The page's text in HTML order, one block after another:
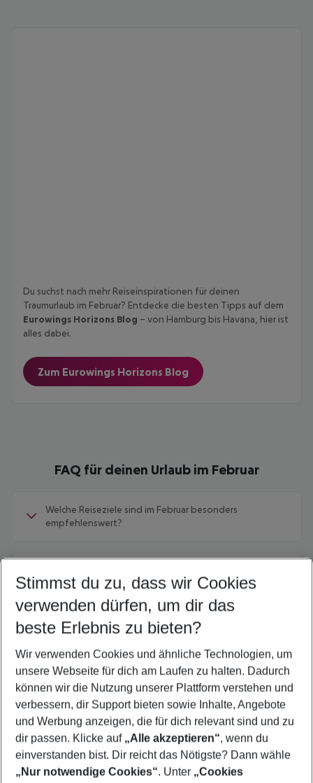
Du suchst nach mehr Reiseinspirationen für deinen
Traumurlaub im Februar? Entdecke die besten Tipps auf dem
Eurowings Horizons Blog – von Hamburg bis Havana, hier ist
alles dabei.
Zum Eurowings Horizons Blog
FAQ für deinen Urlaub im Februar
Welche Reiseziele sind im Februar besonders
empfehlenswert?
Wo kann ich im Februar die Polarlichter sehen?
Welche Länder sind im Februar für eine Rundreise
geeignet?
Welche Reiseziele eignen sich für einen romantischen
Valentinstag-Urlaub?
Stimmst du zu, dass wir Cookies
verwenden dürfen, um dir das
beste Erlebnis zu bieten?
Wir verwenden Cookies und ähnliche Technologien, um
unsere Webseite für dich am Laufen zu halten. Dadurch
können wir die Nutzung unserer Plattform verstehen und
verbessern, dir Support bieten sowie Inhalte, Angebote
und Werbung anzeigen, die für dich relevant sind und zu
dir passen. Klicke auf „Alle akzeptieren“, wenn du
einverstanden bist. Dir reicht das Nötigste? Dann wähle
„Nur notwendige Cookies“. Unter „Cookies